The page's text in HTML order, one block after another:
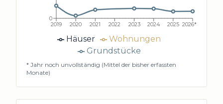
2019 2020 2021 2022 2023 2024 2025 2026*
0
Häuser
Wohnungen
Grundstücke
* Jahr noch unvollständig (Mittel der bisher erfassten
Monate)